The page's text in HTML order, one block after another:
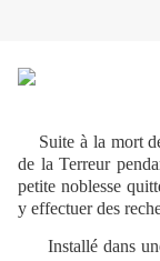
Suite à la mort
de la Terreur
petite noblesse
y effectuer des
Installé dans une